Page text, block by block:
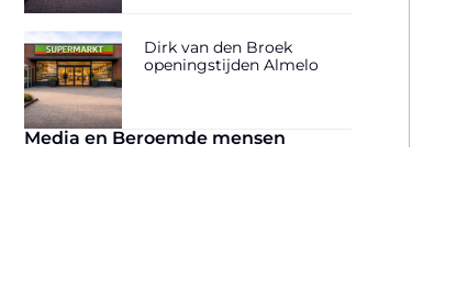
Dirk van den Broek
openingstijden Almelo
Media en Beroemde mensen